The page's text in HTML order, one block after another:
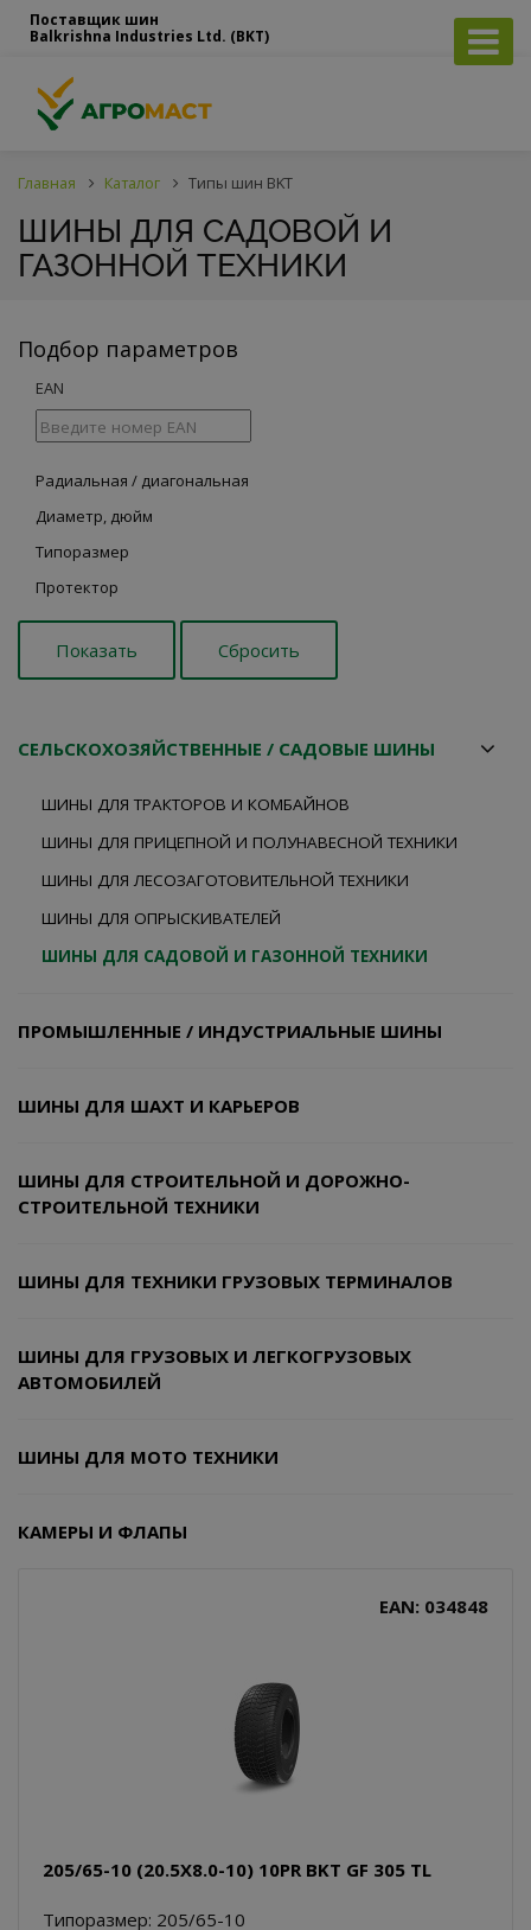
Поставщик шин
Balkrishna Industries Ltd. (BKT)
Главная Каталог Типы шин BKT
ШИНЫ ДЛЯ САДОВОЙ И
ГАЗОННОЙ ТЕХНИКИ
Подбор параметров
EAN
Радиальная / диагональная
Диаметр, дюйм
Типоразмер
Протектор
СЕЛЬСКОХОЗЯЙСТВЕННЫЕ / САДОВЫЕ ШИНЫ
ШИНЫ ДЛЯ ТРАКТОРОВ И КОМБАЙНОВ
ШИНЫ ДЛЯ ПРИЦЕПНОЙ И ПОЛУНАВЕСНОЙ ТЕХНИКИ
ШИНЫ ДЛЯ ЛЕСОЗАГОТОВИТЕЛЬНОЙ ТЕХНИКИ
ШИНЫ ДЛЯ ОПРЫСКИВАТЕЛЕЙ
ШИНЫ ДЛЯ САДОВОЙ И ГАЗОННОЙ ТЕХНИКИ
ПРОМЫШЛЕННЫЕ / ИНДУСТРИАЛЬНЫЕ ШИНЫ
ШИНЫ ДЛЯ ШАХТ И КАРЬЕРОВ
ШИНЫ ДЛЯ СТРОИТЕЛЬНОЙ И ДОРОЖНО-
СТРОИТЕЛЬНОЙ ТЕХНИКИ
ШИНЫ ДЛЯ ТЕХНИКИ ГРУЗОВЫХ ТЕРМИНАЛОВ
ШИНЫ ДЛЯ ГРУЗОВЫХ И ЛЕГКОГРУЗОВЫХ
АВТОМОБИЛЕЙ
ШИНЫ ДЛЯ МОТО ТЕХНИКИ
КАМЕРЫ И ФЛАПЫ
EAN: 034848
205/65-10 (20.5X8.0-10) 10PR BKT GF 305 TL
Типоразмер: 205/65-10